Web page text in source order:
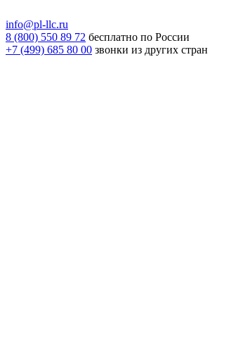
info@pl-llc.ru
8 (800) 550 89 72 бесплатно по России
+7 (499) 685 80 00 звонки из других стран